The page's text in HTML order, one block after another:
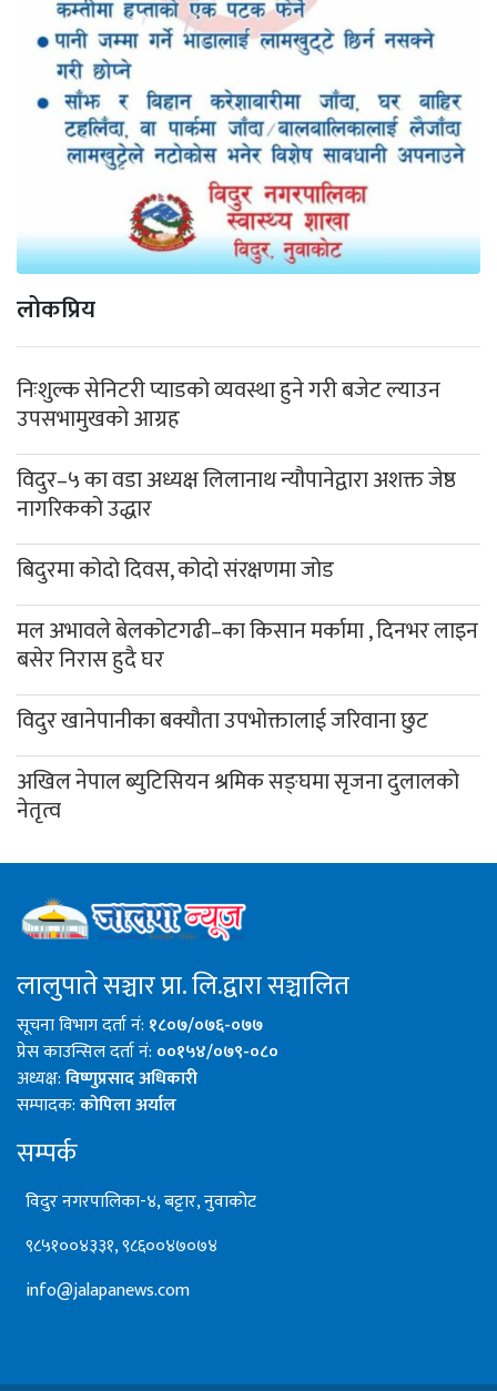
लोकप्रिय
निःशुल्क सेनिटरी प्याडको व्यवस्था हुने गरी बजेट ल्याउन
उपसभामुखको आग्रह
विदुर–५ का वडा अध्यक्ष लिलानाथ न्यौपानेद्वारा अशक्त जेष्ठ
नागरिकको उद्धार
बिदुरमा कोदो दिवस, कोदो संरक्षणमा जोड
मल अभावले बेलकोटगढी–का किसान मर्कामा , दिनभर लाइन
बसेर निरास हुदै घर
विदुर खानेपानीका बक्यौता उपभोक्तालाई जरिवाना छुट
अखिल नेपाल ब्युटिसियन श्रमिक सङ्घमा सृजना दुलालको
नेतृत्व
लालुपाते सञ्चार प्रा. लि.द्वारा सञ्चालित
सूचना विभाग दर्ता नं: १८०७/०७६-०७७
प्रेस काउन्सिल दर्ता नं: ००१५४/०७९-०८०
अध्यक्ष:विष्णुप्रसाद अधिकारी
सम्पादक:कोपिला अर्याल
सम्पर्क
विदुर नगरपालिका-४, बट्टार, नुवाकोट
९८५१००४३३१, ९८६००४७०७४
info@jalapanews.com